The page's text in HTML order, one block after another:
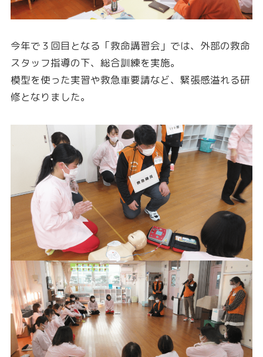
今年で３回目となる「救命講習会」では、外部の救命
スタッフ指導の下、総合訓練を実施。
模型を使った実習や救急車要請など、緊張感溢れる研
修となりました。